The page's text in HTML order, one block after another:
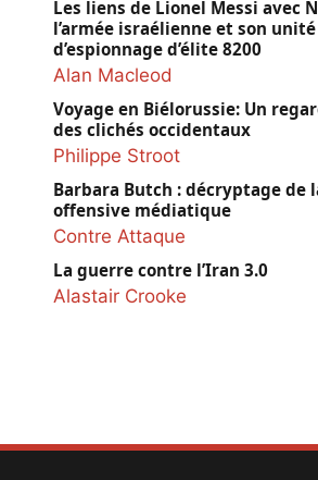
Les liens de Lionel Messi avec
l’armée israélienne et son unité
d’espionnage d’élite 8200
Alan Macleod
Voyage en Biélorussie: Un
des clichés occidentaux
Philippe Stroot
Barbara Butch : décryptage de
offensive médiatique
Contre Attaque
La guerre contre l’Iran 3.0
Alastair Crooke